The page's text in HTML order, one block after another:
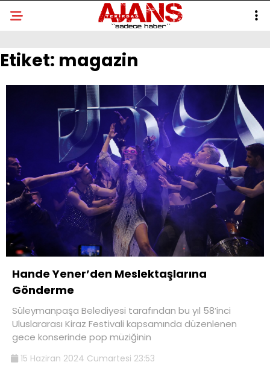
Etiket: magazin
Hande Yener’den Meslektaşlarına
Gönderme
Süleymanpaşa Belediyesi tarafından bu yıl 58’inci
Uluslararası Kiraz Festivali kapsamında düzenlenen
gece konserinde pop müziğinin
15 Haziran 2024 Cumartesi 23:53